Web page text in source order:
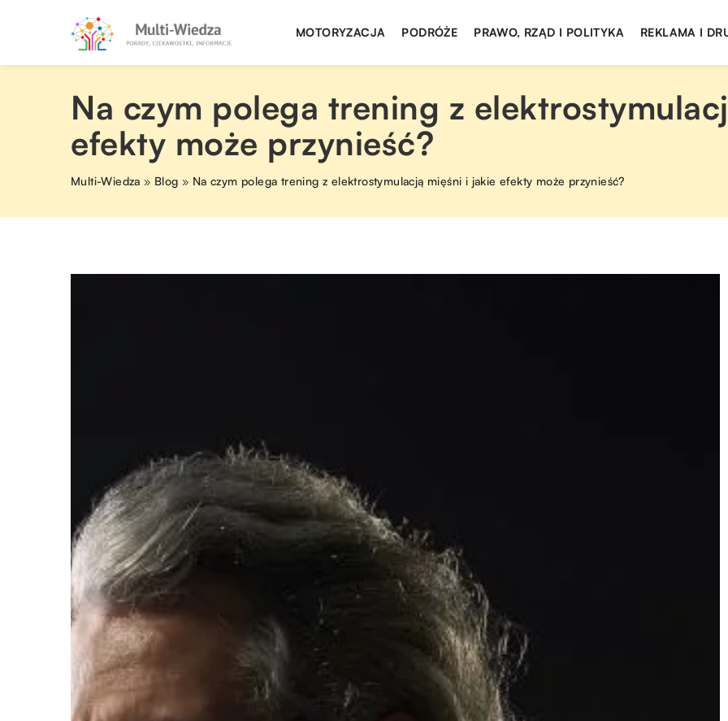
MOTORYZACJA PODRÓŻE PRAWO, RZĄD I POLITYKA REKLAMA I
Na czym polega trening z
efekty może przynieść?
Multi-Wiedza » Blog » Na czym polega trening z elektrostymulacją mięśni i jakie efekty może przynieść?